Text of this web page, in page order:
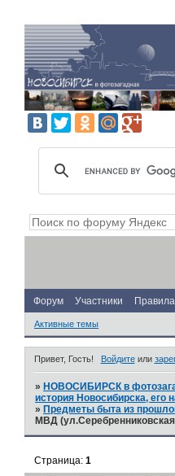
Форум Участники Правила
Активные темы
Привет, Гость! Войдитеили
» НОВОСИБИРСК в
история Новосибирска, его
» Предметы быта из
МВД
Страница:1